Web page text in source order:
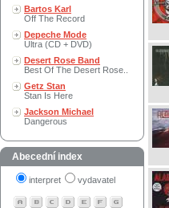
Bartos Karl
Off The Record
Depeche Mode
Ultra (CD + DVD)
Desert Rose Band
Best Of The Desert Rose..
Getz Stan
Stan Is Here
Jackson Michael
Dangerous
Abecední index
interpret vydavatel